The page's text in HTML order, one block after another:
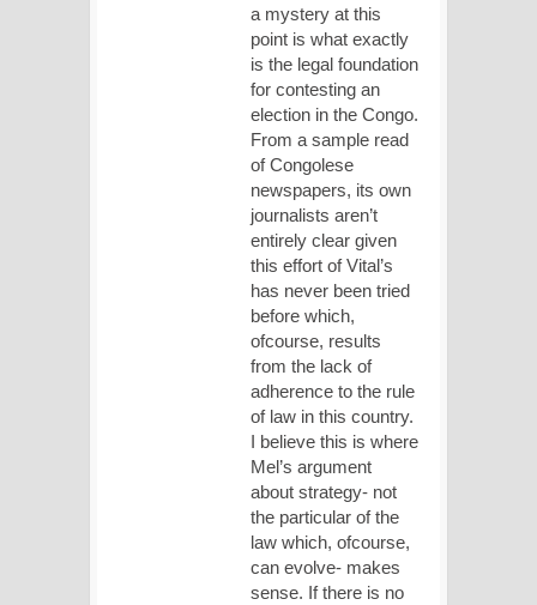
a mystery at this
point is what exactly
is the legal foundation
for contesting an
election in the Congo.
From a sample read
of Congolese
newspapers, its own
journalists aren’t
entirely clear given
this effort of Vital’s
has never been tried
before which,
ofcourse, results
from the lack of
adherence to the rule
of law in this country.
I believe this is where
Mel’s argument
about strategy- not
the particular of the
law which, ofcourse,
can evolve- makes
sense. If there is no